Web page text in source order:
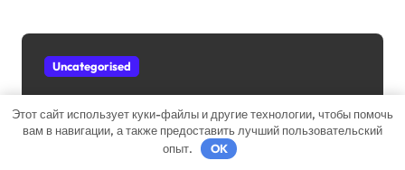
Uncategorised
Этот сайт использует куки-файлы и другие технологии, чтобы помочь
вам в навигации, а также предоставить лучший пользовательский
опыт.
OK